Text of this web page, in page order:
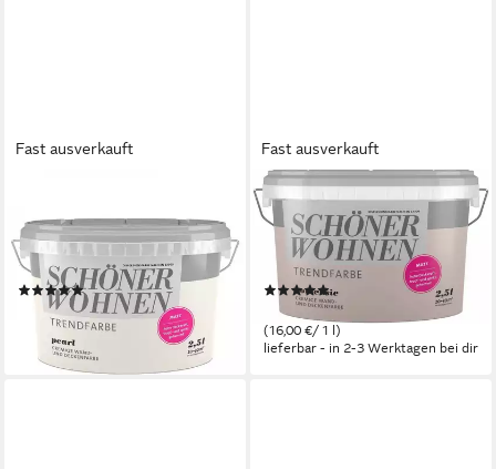
Fast ausverkauft
Wandfarbe SW Trend
Wandfarbe matt 2,5L pearl
9530
(1)
27,95 €
(11,18 €/ 1 l)
lieferbar - in 3-4 Werktagen bei dir
Fast ausverkauft
Wand- und Deckenfarbe
Hortensie, Tropf- und
spritzgehemmt, Lösemittelfrei
(1)
39,99 €
(16,00 €/ 1 l)
lieferbar - in 2-3 Werktagen bei dir